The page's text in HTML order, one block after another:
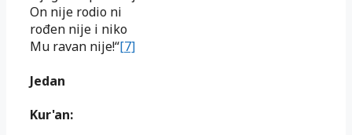
On nije rodio ni
rođen nije i niko
Mu ravan nije!“[7]
Jedan
Kur'an: